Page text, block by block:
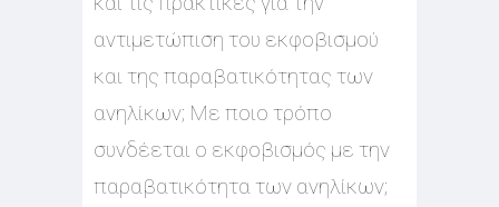
αντιμετώπιση του εκφοβισμού
και της παραβατικότητας των
ανηλίκων; Με ποιο τρόπο
συνδέεται ο εκφοβισμός με την
παραβατικότητα των ανηλίκων;